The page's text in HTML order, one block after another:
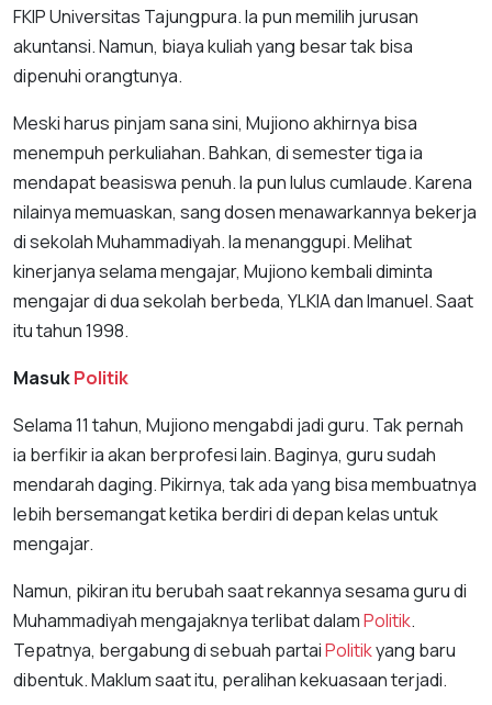
FKIP Universitas Tajungpura. Ia pun memilih jurusan
akuntansi. Namun, biaya kuliah yang besar tak bisa
dipenuhi orangtunya.
Meski harus pinjam sana sini, Mujiono akhirnya bisa
menempuh perkuliahan. Bahkan, di semester tiga ia
mendapat beasiswa penuh. Ia pun lulus cumlaude. Karena
nilainya memuaskan, sang dosen menawarkannya bekerja
di sekolah Muhammadiyah. Ia menanggupi. Melihat
kinerjanya selama mengajar, Mujiono kembali diminta
mengajar di dua sekolah berbeda, YLKIA dan Imanuel. Saat
itu tahun 1998.
MasukPolitik
Selama 11 tahun, Mujiono mengabdi jadi guru. Tak pernah
ia berfikir ia akan berprofesi lain. Baginya, guru sudah
mendarah daging. Pikirnya, tak ada yang bisa membuatnya
lebih bersemangat ketika berdiri di depan kelas untuk
mengajar.
Namun, pikiran itu berubah saat rekannya sesama guru di
Muhammadiyah mengajaknya terlibat dalamPolitik.
Tepatnya, bergabung di sebuah partaiPolitikyang baru
dibentuk. Maklum saat itu, peralihan kekuasaan terjadi.